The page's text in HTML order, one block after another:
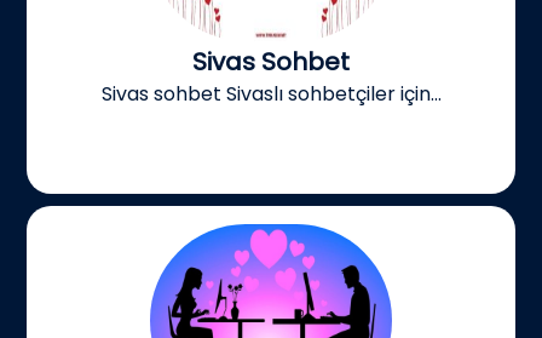
Sivas Sohbet
Sivas sohbet Sivaslı sohbetçiler için...